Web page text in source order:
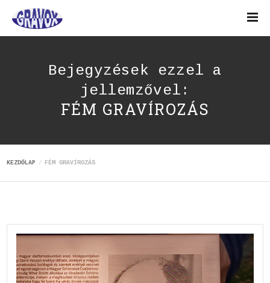
Bejegyzések ezzel a
jellemzővel:
FÉM GRAVÍROZÁS
KEZDŐLAP FÉM GRAVÍROZÁS